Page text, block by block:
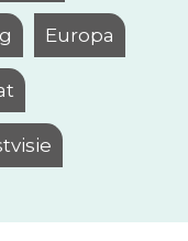
Europa